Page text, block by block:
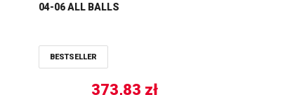
04-06 ALL BALLS
BESTSELLER
373,83 zł